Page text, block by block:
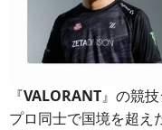
『VALORANT』の競
プロ同士で国境を超え